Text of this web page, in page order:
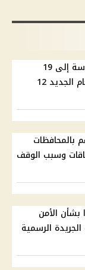
خبير تربوي يطالب بتأجيل الدراسة إلى 19
سبتمبر والتعليم تؤكد بدء العام الجديد 12
بالمحافظات
وسبب الوقف
بشأن الأمن
الرسمية